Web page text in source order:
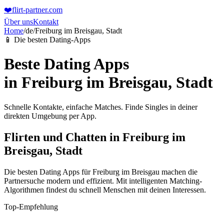
❤️flirt-partner.com
Über unsKontakt
Home/de/Freiburg im Breisgau, Stadt
📱 Die besten Dating-Apps
Beste Dating Apps
in Freiburg im Breisgau, Stadt
Schnelle Kontakte, einfache Matches. Finde Singles in deiner
direkten Umgebung per App.
Flirten und Chatten in Freiburg im
Breisgau, Stadt
Die besten Dating Apps für Freiburg im Breisgau machen die
Partnersuche modern und effizient. Mit intelligenten Matching-
Algorithmen findest du schnell Menschen mit deinen Interessen.
Top-Empfehlung